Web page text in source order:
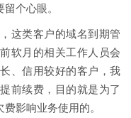
个心眼。
这类客户的域名到期管
软月的相关工作人员会
、信用较好的客户，我
前续费，目的就是为了
影响业务使用的。